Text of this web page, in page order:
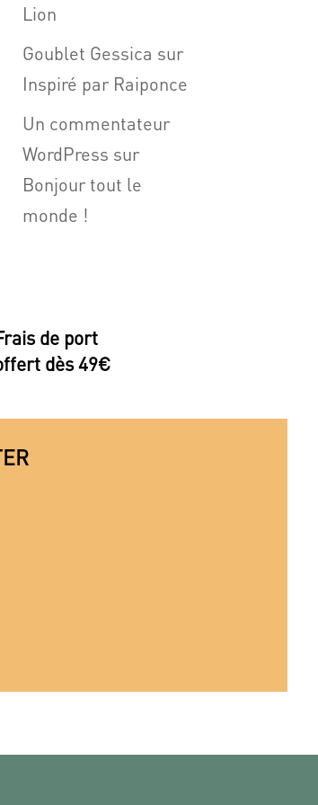
Lion
Goublet Gessica sur
Inspiré par Raiponce
Un commentateur
WordPress sur
Bonjour tout le
monde !
de port
dès 49€